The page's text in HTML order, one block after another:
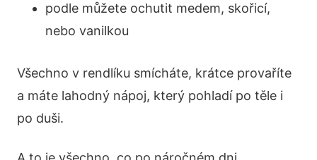
podle můžete ochutit medem, skořicí,
nebo vanilkou
Všechno v rendlíku smícháte, krátce provaříte
a máte lahodný nápoj, který pohladí po těle i
po duši.